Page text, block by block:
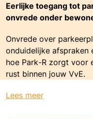
Eerlijke toegang tot
onvrede onder
Onvrede over
onduidelijke afspraken
hoe Park-R zorgt voor
rust binnen jouw VvE.
Lees meer